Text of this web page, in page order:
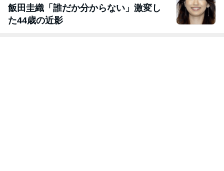
飯田圭織「誰だか分からない」激変し
た44歳の近影